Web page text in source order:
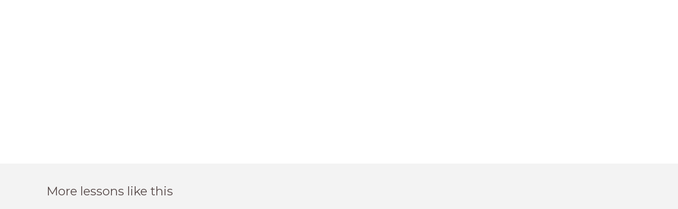
More lessons like this